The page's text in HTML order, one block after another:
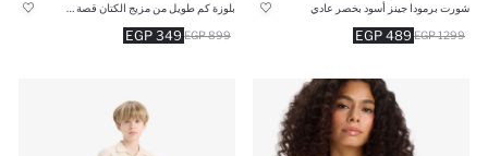
شورت برمودا جينز أسود بخصر عادي
489 EGP 1299 EGP
349 EGP 899 EGP